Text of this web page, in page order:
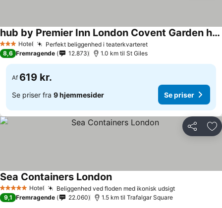
3 StjernerHotel Perfekt beliggenhed i teaterkvarteret
hub by Premier Inn London Covent Garden hotel
8,6 Fremragende 12.873 1.0 km til St Giles
Af 619 kr.
Se priser fra 9 hjemmesider Se priser
Del
5 Stjerner Hotel Beliggenhed ved floden med ikonisk udsigt
Sea Containers London
9,1 Fremragende 22.060 1.5 km til Trafalgar Square